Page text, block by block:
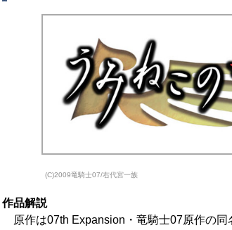
(C)2009竜騎士07/右代宮一族
作品解説
原作は07th Expansion・竜騎士07原作の同